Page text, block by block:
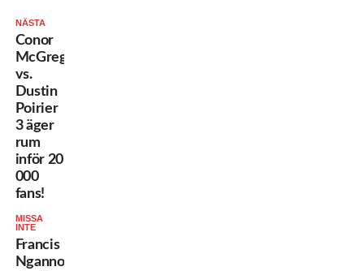
NÄSTA
Conor
McGregor
vs.
Dustin
Poirier
3 äger
rum
inför 20
000
fans!
MISSA
INTE
Francis
Ngannou